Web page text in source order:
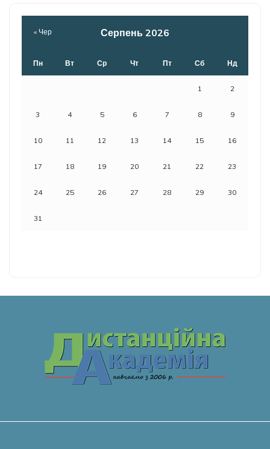
Серпень 2026
Пн Вт Ср Чт Пт Сб Нд
1 2
3 4 5 6 7 8 9
10 11 12 13 14 15 16
17 18 19 20 21 22 23
24 25 26 27 28 29 30
31
« Чер